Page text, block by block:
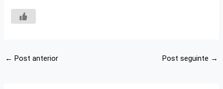
← Post anterior Post seguinte →